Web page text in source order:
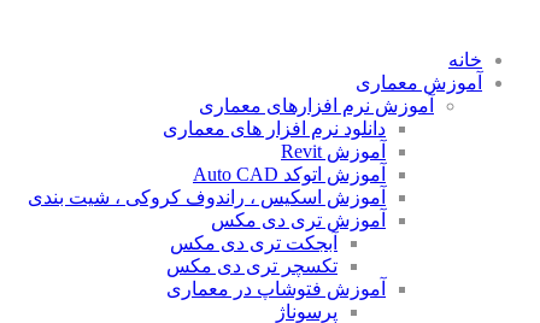
خانه
آموزش معماری
آموزش نرم افزارهای معماری
دانلود نرم افزار های معماری
آموزش Revit
آموزش اتوکد Auto CAD
آموزش اسکیس ، راندوف کروکی ، شیت بندی
آموزش تری دی مکس
آبجکت تری دی مکس
تکسچر تری دی مکس
آموزش فتوشاپ در معماری
پرسوناژ